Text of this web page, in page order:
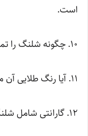
است.
۱۰. چگونه شلنگ را تمیز کنیم؟ با پارچه مرطوب.
۱۱. آیا رنگ طلایی آن می‌رود؟ خیر، آبکاری PVD ثابت است.
۱۲. گارانتی شامل شلنگ هم می‌شود؟ بله.